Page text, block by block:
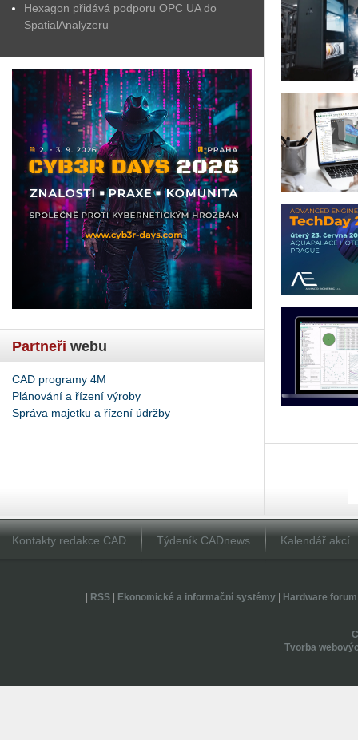
Hexagon přidává podporu OPC UA do
SpatialAnalyzeru
Partneři webu
CAD programy 4M
Plánování a řízení výroby
Správa majetku a řízení údržby
Kontakty redakce CAD Týdeník CADnews Kalendář akcí
RSS| Ekonomické a informační systémy| Hardware forum
Tvorba